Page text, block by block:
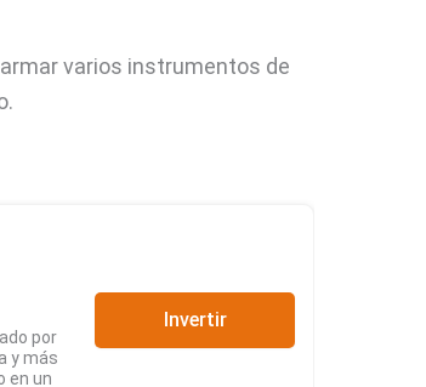
varios instrumentos de
por
y más
en un
Invertir